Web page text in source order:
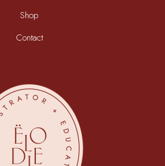
Shop
Contact